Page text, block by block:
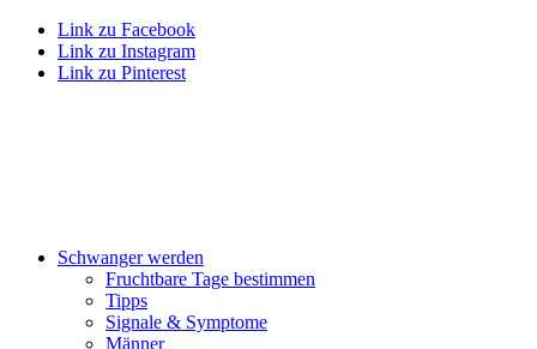
Link zu Facebook
Link zu Instagram
Link zu Pinterest
Schwan­ger wer­den
Frucht­ba­re Tage bestim­men
Tipps
Signa­le & Sym­pto­me
Män­ner